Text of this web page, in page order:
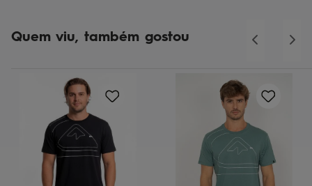
Quem viu, também gostou